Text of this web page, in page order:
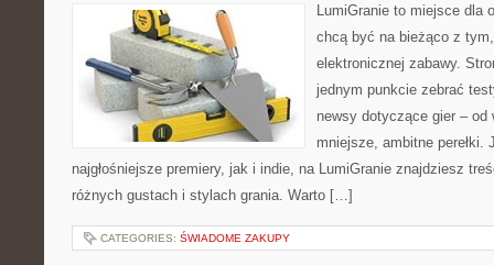
LumiGranie to miejsce dla
chcą być na bieżąco z
elektronicznej zabawy.
jednym punkcie zebrać
newsy dotyczące gier – od
mniejsze, ambitne perełki.
najgłośniejsze premiery, jak i indie, na LumiGranie znajdziesz
różnych gustach i stylach grania. Warto […]
CATEGORIES: ŚWIADOME ZAKUPY